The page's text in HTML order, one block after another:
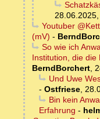
Youtuber
(mV) -
So wie ich
Institution, die die
BerndBorchert,
Und Uwe
- Ostfriese,
Bin kein
Erfahrung -